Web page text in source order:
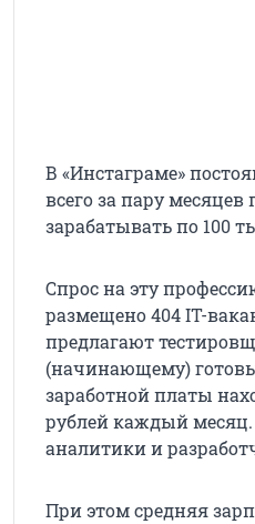
В «Инстаграме»
всего за пару
зарабатывать по 100
Спрос на эту
размещено 404 IT-
предлагают
(начинающему)
заработной платы
рублей каждый месяц.
аналитики и
При этом средняя